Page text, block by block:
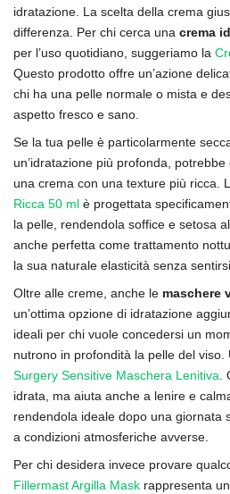
idratazione. La scelta della crema
differenza. Per chi cerca una crema
per l’uso quotidiano, suggeriamo la
Questo prodotto offre un’azione
chi ha una pelle normale o mista e
aspetto fresco e sano.
Se la tua pelle è particolarmente
un’idratazione più profonda,
una crema con una texture più ricca.
Ricca 50 ml è progettata
la pelle, rendendola soffice e setosa
anche perfetta come trattamento
la sua naturale elasticità senza
Oltre alle creme, anche le maschere
un’ottima opzione di idratazione
ideali per chi vuole concedersi un
nutrono in profondità la pelle del viso.
Surgery Sensitive Maschera Lenitiva.
idrata, ma aiuta anche a lenire e
rendendola ideale dopo una giornata
a condizioni atmosferiche avverse.
Per chi desidera invece provare
Fillermast Argilla Mask rappresenta